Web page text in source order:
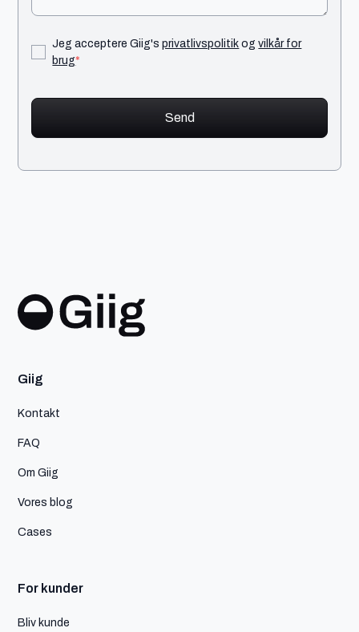
Jeg acceptere Giig'sprivatlivspolitikogvilkår for
brug*
Giig
Kontakt
FAQ
Om Giig
Vores blog
Cases
For kunder
Bliv kunde